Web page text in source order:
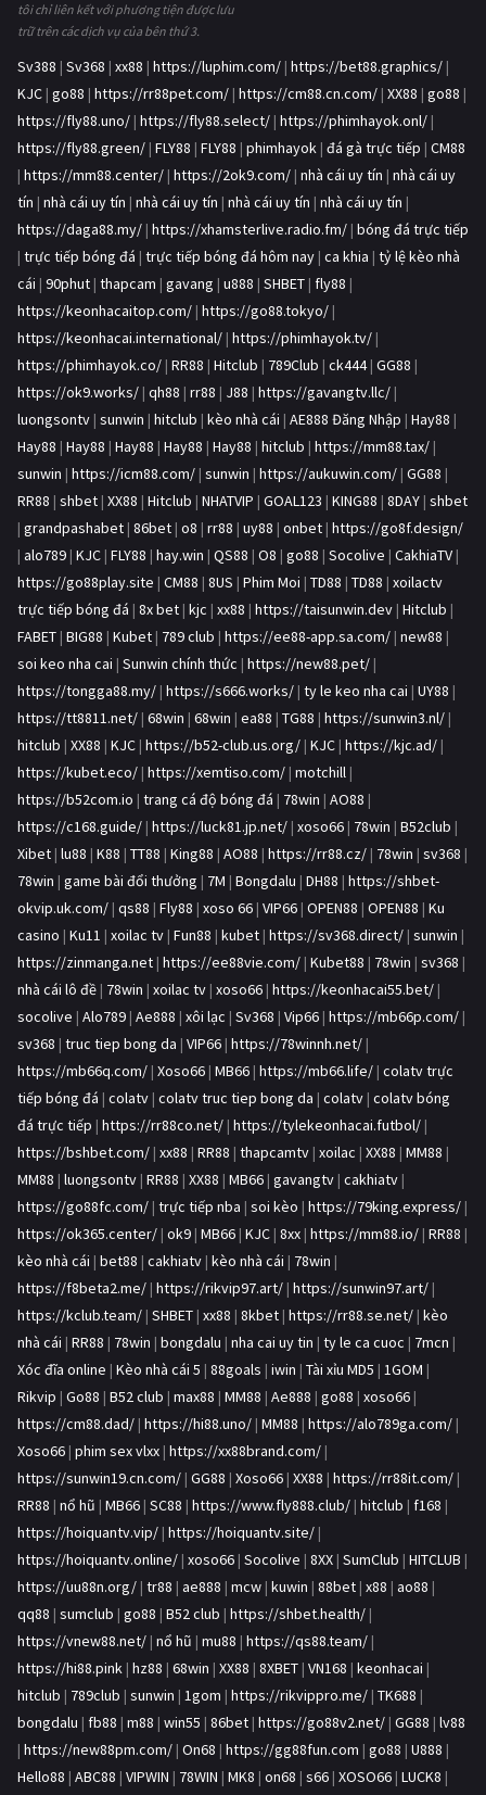
tôi chỉ liên kết với phương tiện được lưu
trữ trên các dịch vụ của bên thứ 3.
Sv388 | Sv368 | xx88 | https://luphim.com/ | https://bet88.graphics/ |
KJC | go88 | https://rr88pet.com/ | https://cm88.cn.com/ | XX88 | go88 |
https://fly88.uno/ | https://fly88.select/ | https://phimhayok.onl/ |
https://fly88.green/ | FLY88 | FLY88 | phimhayok | đá gà trực tiếp | CM88
| https://mm88.center/ | https://2ok9.com/ | nhà cái uy tín | nhà cái uy
tín | nhà cái uy tín | nhà cái uy tín | nhà cái uy tín | nhà cái uy tín |
https://daga88.my/ | https://xhamsterlive.radio.fm/ | bóng đá trực tiếp
| trực tiếp bóng đá | trực tiếp bóng đá hôm nay | ca khia | tỷ lệ kèo nhà
cái | 90phut | thapcam | gavang | u888 | SHBET | fly88 |
https://keonhacaitop.com/ | https://go88.tokyo/ |
https://keonhacai.international/ | https://phimhayok.tv/ |
https://phimhayok.co/ | RR88 | Hitclub | 789Club | ck444| GG88 |
https://ok9.works/ | qh88 | rr88 | J88 | https://gavangtv.llc/ |
luongsontv | sunwin | hitclub | kèo nhà cái | AE888 Đăng Nhập | Hay88 |
Hay88 | Hay88 | Hay88 | Hay88 | Hay88 | hitclub | https://mm88.tax/ |
sunwin | https://icm88.com/ | sunwin | https://aukuwin.com/ | GG88 |
RR88 | shbet | XX88 | Hitclub | NHATVIP | GOAL123 | KING88 | 8DAY | shbet
| grandpashabet | 86bet | o8 | rr88 | uy88 | onbet | https://go8f.design/
| alo789 | KJC | FLY88 | hay.win | QS88 | O8 | go88 | Socolive | CakhiaTV |
https://go88play.site | CM88 | 8US | Phim Moi | TD88 | TD88 | xoilactv
trực tiếp bóng đá | 8x bet | kjc | xx88 | https://taisunwin.dev | Hitclub |
FABET | BIG88 | Kubet | 789 club | https://ee88-app.sa.com/ | new88 |
soi keo nha cai | Sunwin chính thức | https://new88.pet/ |
https://tongga88.my/ | https://s666.works/ | ty le keo nha cai | UY88 |
https://tt8811.net/ | 68win | 68win | ea88 | TG88 | https://sunwin3.nl/ |
hitclub | XX88 | KJC | https://b52-club.us.org/ | KJC | https://kjc.ad/ |
https://kubet.eco/ | https://xemtiso.com/ | motchill |
https://b52com.io | trang cá độ bóng đá | 78win | AO88 |
https://c168.guide/ | https://luck81.jp.net/ | xoso66 | 78win | B52club |
Xibet | lu88 | K88 | TT88 | King88 | AO88 | https://rr88.cz/ | 78win | sv368 |
78win | game bài đổi thưởng | 7M | Bongdalu | DH88 | https://shbet-
okvip.uk.com/ | qs88 | Fly88 | xoso 66 | VIP66 | OPEN88 | OPEN88 | Ku
casino | Ku11 | xoilac tv | Fun88 | kubet | https://sv368.direct/ | sunwin |
https://zinmanga.net | https://ee88vie.com/ | Kubet88 | 78win | sv368 |
nhà cái lô đề | 78win | xoilac tv | xoso66 | https://keonhacai55.bet/ |
socolive | Alo789 | Ae888 | xôi lạc | Sv368 | Vip66 | https://mb66p.com/ |
sv368 | truc tiep bong da | VIP66 | https://78winnh.net/ |
https://mb66q.com/ | Xoso66 | MB66 | https://mb66.life/ | colatv trực
tiếp bóng đá | colatv | colatv truc tiep bong da | colatv | colatv bóng
đá trực tiếp | https://rr88co.net/ | https://tylekeonhacai.futbol/ |
https://bshbet.com/ | xx88 | RR88 | thapcamtv | xoilac | XX88 | MM88 |
MM88 | luongsontv | RR88 | XX88 | MB66 | gavangtv | cakhiatv |
https://go88fc.com/ | trực tiếp nba | soi kèo | https://79king.express/ |
https://ok365.center/ | ok9 | MB66 | KJC | 8xx | https://mm88.io/ | RR88 |
kèo nhà cái | bet88 | cakhiatv | kèo nhà cái | 78win |
https://f8beta2.me/ | https://rikvip97.art/ | https://sunwin97.art/ |
https://kclub.team/ | SHBET | xx88 | 8kbet | https://rr88.se.net/ | kèo
nhà cái | RR88 | 78win | bongdalu | nha cai uy tin | ty le ca cuoc | 7mcn |
Xóc đĩa online | Kèo nhà cái 5 | 88goals | iwin | Tài xỉu MD5 | 1GOM |
Rikvip | Go88 | B52 club | max88 | MM88 | Ae888 | go88 | xoso66 |
https://cm88.dad/ | https://hi88.uno/ | MM88 | https://alo789ga.com/ |
Xoso66 | phim sex vlxx | https://xx88brand.com/ |
https://sunwin19.cn.com/ | GG88 | Xoso66 | XX88 | https://rr88it.com/ |
RR88 | nổ hũ | MB66 | SC88 | https://www.fly888.club/ | hitclub | f168 |
https://hoiquantv.vip/ | https://hoiquantv.site/ |
https://hoiquantv.online/ | xoso66 | Socolive | 8XX | SumClub | HITCLUB |
https://uu88n.org/ | tr88 | ae888 | mcw | kuwin | 88bet | x88 | ao88 |
qq88 | sumclub | go88 | B52 club | https://shbet.health/ |
https://vnew88.net/ | nổ hũ | mu88 | https://qs88.team/ |
https://hi88.pink | hz88 | 68win | XX88 | 8XBET | VN168 | keonhacai |
hitclub | 789club | sunwin | 1gom | https://rikvippro.me/ | TK688 |
bongdalu | fb88 | m88 | win55 | 86bet | https://go88v2.net/ | GG88 | lv88
| https://new88pm.com/ | On68 | https://gg88fun.com | go88 | U888 |
Hello88 | ABC88 | VIPWIN | 78WIN | MK8 | on68 | s66 | XOSO66 | LUCK8 |